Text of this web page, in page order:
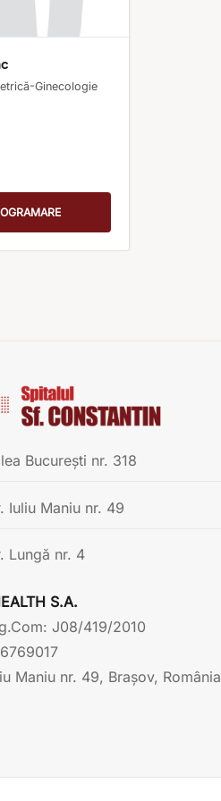
Ginecologie
București nr. 318
Iuliu Maniu nr. 49
Lungă nr. 4
S.A.
J08/419/2010
Maniu nr. 49, Brașov, România